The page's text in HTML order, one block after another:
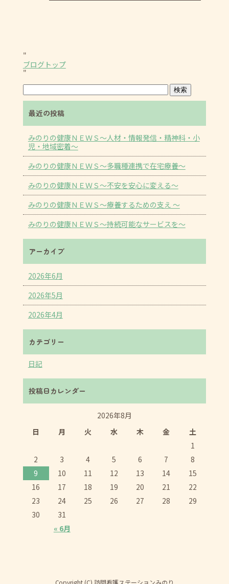
"
ブログトップ
"
最近の投稿
みのりの健康ＮＥＷＳ～人材・情報発信・精神科・小
児・地域密着～
みのりの健康ＮＥＷＳ～多職種連携で在宅療養～
みのりの健康ＮＥＷＳ～不安を安心に変える～
みのりの健康ＮＥＷＳ～療養するための支え ～
みのりの健康ＮＥＷＳ～持続可能なサービスを～
アーカイブ
2026年6月
2026年5月
2026年4月
カテゴリー
日記
投稿日カレンダー
2026年8月
日
月 火 水 木 金 土
« 6月
1
2
3 4 5 6 7
8
9
10 11 12 13 14
15
16
17 18 19 20 21
22
23
24 25 26 27 28
29
30
31